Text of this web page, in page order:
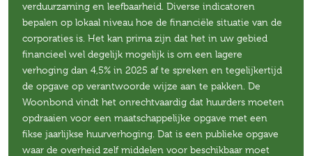
verduurzaming en leefbaarheid. Diverse indicatoren
bepalen op lokaal niveau hoe de financiële situatie van de
corporaties is. Het kan prima zijn dat het in uw gebied
financieel wel degelijk mogelijk is om een lagere
verhoging dan 4,5% in 2025 af te spreken en tegelijkertijd
de opgave op verantwoorde wijze aan te pakken. De
Woonbond vindt het onrechtvaardig dat huurders moeten
opdraaien voor een maatschappelijke opgave met een
fikse jaarlijkse huurverhoging. Dat is een publieke opgave
waar de overheid zelf middelen voor beschikbaar moet